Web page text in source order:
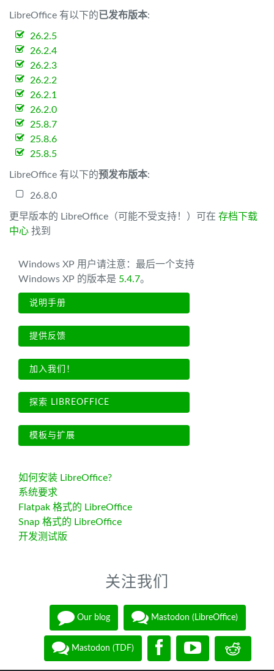
LibreOffice 有以下的已发布版本:
26.2.5
26.2.4
26.2.3
26.2.2
26.2.1
26.2.0
25.8.7
25.8.6
25.8.5
LibreOffice 有以下的预发布版本:
26.8.0
更早版本的 LibreOffice（可能不受支持！）可在 存档下载
中心 找到
Windows XP 用户请注意：最后一个支持
Windows XP 的版本是 5.4.7。
说明手册
提供反馈
加入我们！
探索 LIBREOFFICE
模板与扩展
如何安装 LibreOffice?
系统要求
Flatpak 格式的 LibreOffice
Snap 格式的 LibreOffice
开发测试版
关注我们
Our blog Mastodon (LibreOffice)
Mastodon (TDF)